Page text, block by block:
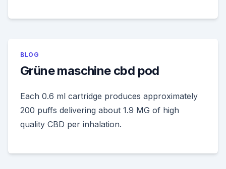
BLOG
Grüne maschine cbd pod
Each 0.6 ml cartridge produces approximately
200 puffs delivering about 1.9 MG of high
quality CBD per inhalation.